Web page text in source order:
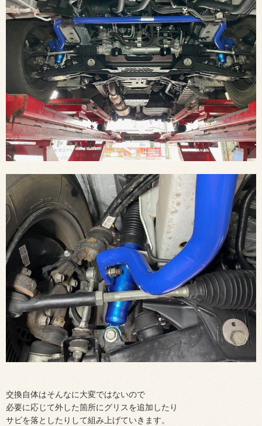
交換自体はそんなに大変ではないので
必要に応じて外した箇所にグリスを追加したり
サビを落としたりして組み上げていきます。